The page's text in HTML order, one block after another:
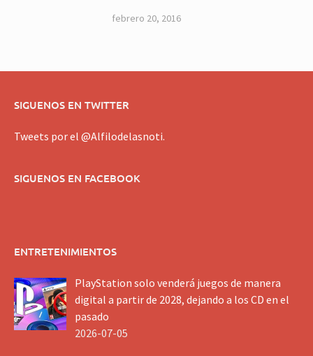
febrero 20, 2016
SIGUENOS EN TWITTER
Tweets por el @Alfilodelasnoti.
SIGUENOS EN FACEBOOK
ENTRETENIMIENTOS
PlayStation solo venderá juegos de manera
digital a partir de 2028, dejando a los CD en el
pasado
2026-07-05